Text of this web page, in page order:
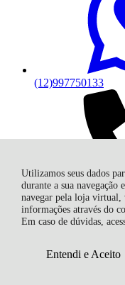
Utilizamos seus dados
durante a sua navegação
navegar pela loja virtual,
informações através do
Em caso de dúvidas,
Entendi e Aceito
(12)997750133
3440